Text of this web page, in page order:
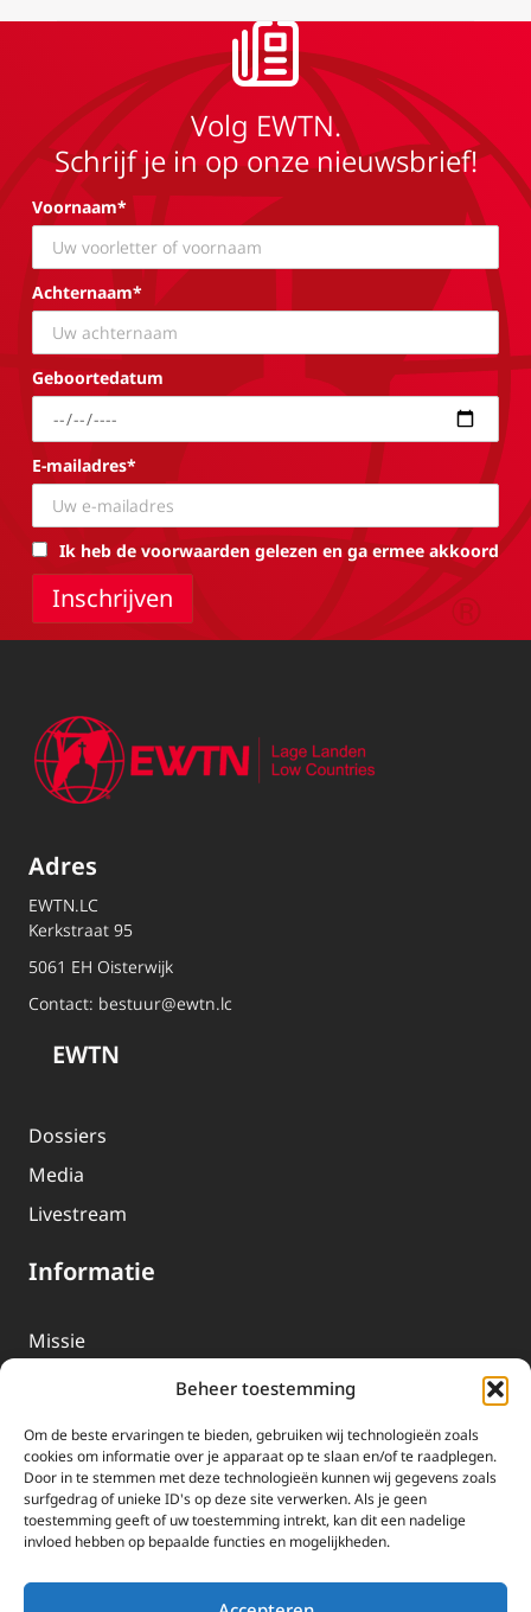
Beheer toestemming
Om de beste ervaringen te bieden, gebruiken wij technologieën zoals
cookies om informatie over je apparaat op te slaan en/of te raadplegen.
Door in te stemmen met deze technologieën kunnen wij gegevens zoals
surfgedrag of unieke ID's op deze site verwerken. Als je geen
toestemming geeft of uw toestemming intrekt, kan dit een nadelige
invloed hebben op bepaalde functies en mogelijkheden.
Volg EWTN.
Schrijf je in op onze nieuwsbrief!
Voornaam*
Achternaam*
Geboortedatum
E-mailadres*
Ik heb de voorwaarden gelezen en ga ermee akkoord
Adres
EWTN.LC
Kerkstraat 95
5061 EH Oisterwijk
Contact: bestuur@ewtn.lc
EWTN
Dossiers
Media
Livestream
Informatie
Missie
EWTN-Team
Organisatiegegevens
Doneren
EWTN wordt uitsluitend gefinancierd door uw donaties.